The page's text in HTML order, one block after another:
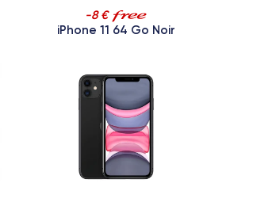
-8 €
iPhone 11 64 Go Noir